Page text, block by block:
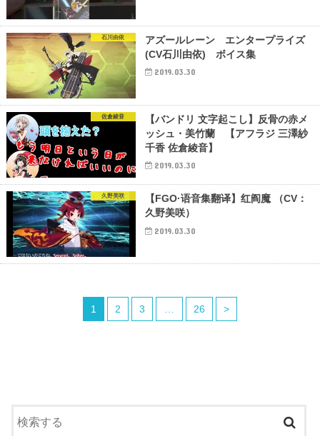
石川由依
アズールレーン エンタープライズ
(CV石川由依) ボイス集
2019.03.30
佐倉綾音
【バンドリ 文字起こし】反骨の赤メ
ッシュ・美竹蘭 【アフラジ 三澤紗
千香 佐倉綾音】
2019.03.30
久野美咲
【FGO·语音集翻译】红阎魔 （CV：
久野美咲）
2019.03.30
1 2 3 26 >